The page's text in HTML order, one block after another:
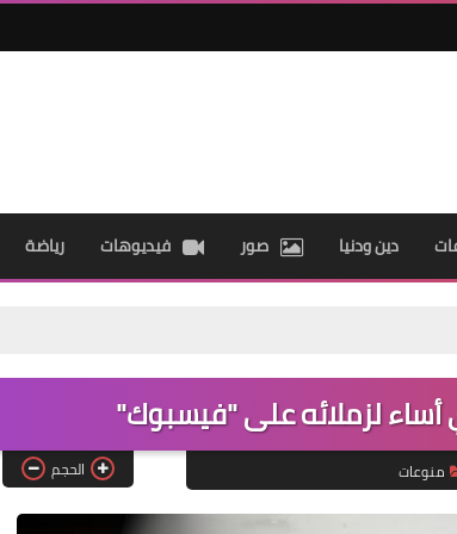
دين ودنيا صور فيديوهات رياضة
لزملائه على "فيسبوك"
منوعات الحجم